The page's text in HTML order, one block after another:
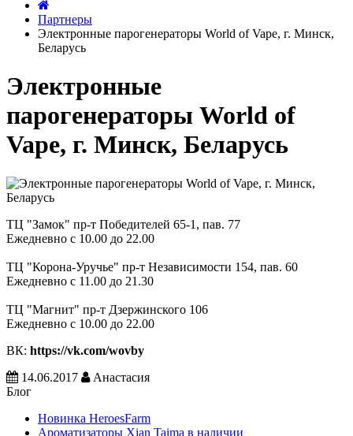
Партнеры
Электронные парогенераторы World of Vape, г. Минск,
Беларусь
Электронные
парогенераторы World of
Vape, г. Минск, Беларусь
ТЦ "Замок" пр-т Победителей 65-1, пав. 77
Ежедневно с 10.00 до 22.00
ТЦ "Корона-Уручье" пр-т Независимости 154, пав. 60
Ежедневно с 11.00 до 21.30
ТЦ "Магнит" пр-т Дзержинского 106
Ежедневно с 10.00 до 22.00
ВК: https://vk.com/wovby
14.06.2017
Анастасия
Блог
Новинка HeroesFarm
Ароматизаторы Xian Taima в наличии